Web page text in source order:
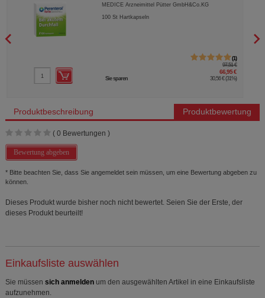
MEDICE Arzneimittel Pütter GmbH&Co.KG
100St Hartkapseln
1
97,51 €
66,95 €
Sie sparen 30,56 € (31%)
Produktbeschreibung Produktbewertung
( 0 Bewertungen )
Bewertung abgeben
* Bitte beachten Sie, dass Sie angemeldet sein müssen, um eine Bewertung abgeben zu
können.
Dieses Produkt wurde bisher noch nicht bewertet. Seien Sie der Erste, der
dieses Produkt beurteilt!
Einkaufsliste auswählen
Sie müssen sich anmelden um den ausgewählten Artikel in eine Einkaufsliste
aufzunehmen.